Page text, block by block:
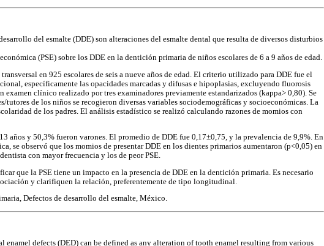
del esmalte (DDE) son alteraciones del esmalte dental que resulta de diversos disturbios
(PSE) sobre los DDE en la dentición primaria de niños escolares de 6 a 9 años de edad.
en 925 escolares de seis a nueve años de edad. El criterio utilizado para DDE fue el
específicamente las opacidades marcadas y difusas e hipoplasias, excluyendo fluorosis
examen clínico realizado por tres examinadores previamente estandarizados (kappa> 0,80). Se
de los niños se recogieron diversas variables sociodemográficas y socioeconómicas. La
de los padres. El análisis estadístico se realizó calculando razones de momios con
años y 50,3% fueron varones. El promedio de DDE fue 0,17±0,75, y la prevalencia de 9,9%. En
se observó que los momios de presentar DDE en los dientes primarios aumentaron (p<0,05) en
con mayor frecuencia y los de peor PSE.
que la PSE tiene un impacto en la presencia de DDE en la dentición primaria. Es necesario
y clarifiquen la relación, preferentemente de tipo longitudinal.
Defectos de desarrollo del esmalte, México.
enamel defects (DED) can be defined as any alteration of tooth enamel resulting from various